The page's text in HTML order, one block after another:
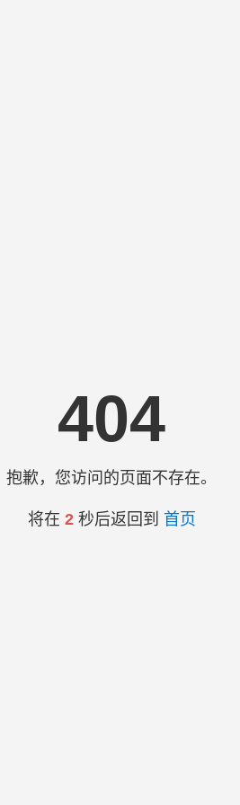
404
抱歉，您访问的页面不存在。
将在 2秒后返回到 首页